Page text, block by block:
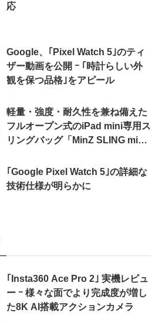
応
Google、｢Pixel Watch 5｣のティ
ザー動画を公開 ｰ ｢時計らしい外
観を保つ品格｣をアピール
軽量・強度・耐久性を兼ね備えた
フルオープン式のiPad mini専用ス
リングバッグ「MinZ SLING mini
｢Google Pixel Watch 5｣の詳細な
技術仕様が明らかに
｢Insta360 Ace Pro 2｣ 実機レビュ
ー ｰ 様々な面でより完成度が増し
た8K AI搭載アクションカメラ